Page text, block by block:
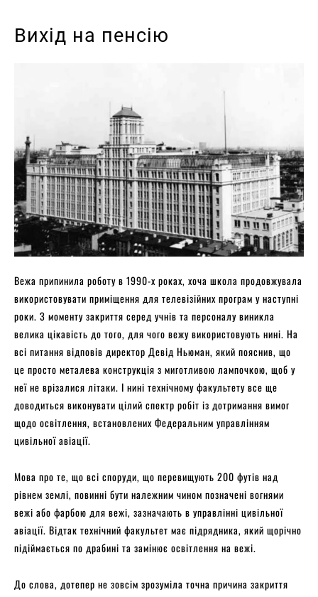
Вихід на пенсію
Вежа припинила роботу в 1990-х роках, хоча школа продовжувала
використовувати приміщення для телевізійних програм у наступні
роки. З моменту закриття серед учнів та персоналу виникла
велика цікавість до того, для чого вежу використовують нині. На
всі питання відповів директор Девід Ньюман, який пояснив, що
це просто металева конструкція з миготливою лампочкою, щоб у
неї не врізалися літаки. І нині технічному факультету все ще
доводиться виконувати цілий спектр робіт із дотримання вимог
щодо освітлення, встановлених Федеральним управлінням
цивільної авіації.
Мова про те, що всі споруди, що перевищують 200 футів над
рівнем землі, повинні бути належним чином позначені вогнями
вежі або фарбою для вежі, зазначають в управлінні цивільної
авіації. Відтак технічний факультет має підрядника, який щорічно
підіймається по драбині та замінює освітлення на вежі.
До слова, дотепер не зовсім зрозуміла точна причина закриття